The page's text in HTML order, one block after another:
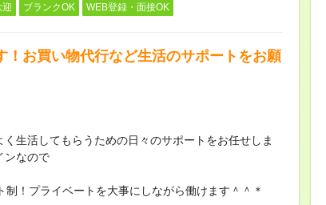
迎 ブランクOK WEB登録・面接OK
！お買い物代行など生活のサポートをお願
生活してもらうための日々のサポートをお任せしま
ンなので
！プライベートを大事にしながら働けます＾＾＊